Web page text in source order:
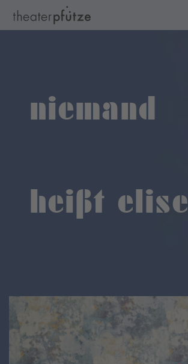
niemand
heißt elise